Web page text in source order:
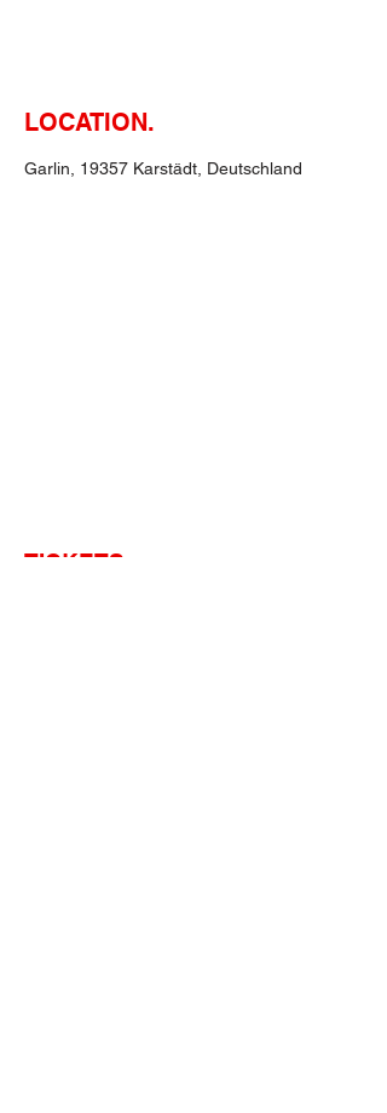
LOCATION.
Garlin, 19357 Karstädt, Deutschland
TICKETS.